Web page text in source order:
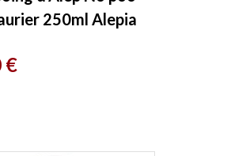
250ml Alepia
€